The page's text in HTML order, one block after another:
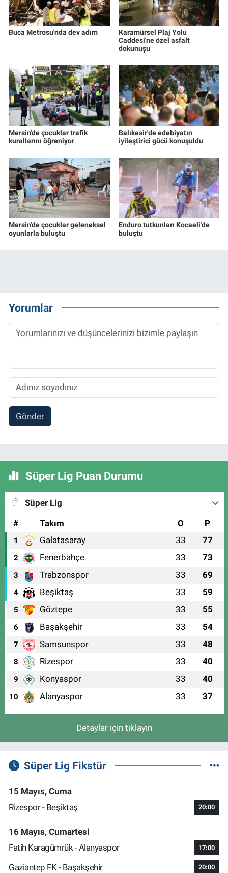
Buca Metrosu'nda dev adım
Karamürsel Plaj Yolu
Caddesi'ne özel asfalt
dokunuşu
Mersin'de çocuklar trafik
kurallarını öğreniyor
Balıkesir'de edebiyatın
iyileştirici gücü konuşuldu
Mersin'de çocuklar geleneksel
oyunlarla buluştu
Enduro tutkunları Kocaeli'de
buluştu
Yorumlar
Gönder
Süper Lig Puan Durumu
Süper Lig
#
Takım O P
1 Galatasaray 33 77
2 Fenerbahçe 33 73
3 Trabzonspor 33 69
4 Beşiktaş 33 59
5 Göztepe 33 55
6 Başakşehir 33 54
7 Samsunspor 33 48
8 Rizespor 33 40
9 Konyaspor 33 40
10 Alanyaspor 33 37
Detaylar için tıklayın
Süper Lig Fikstür
15 Mayıs, Cuma
Rizespor - Beşiktaş
20:00
16 Mayıs, Cumartesi
Fatih Karagümrük - Alanyaspor
17:00
Gaziantep FK - Başakşehir 20:00